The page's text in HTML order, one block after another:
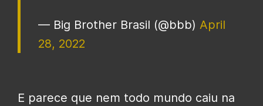
— Big Brother Brasil (@bbb) April
28, 2022
E parece que nem todo mundo caiu na